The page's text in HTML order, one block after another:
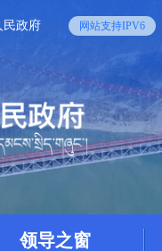
民政府 网站支持IPV6
领导之窗